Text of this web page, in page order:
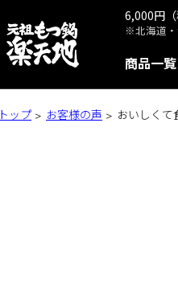
6,000円
※北海道・
商品一覧
トップ お客様の声 おいしくて